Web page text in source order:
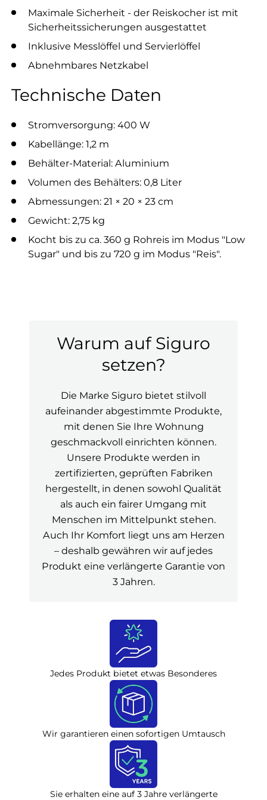
Maximale Sicherheit - der Reiskocher ist mit
Sicherheitssicherungen ausgestattet
Inklusive Messlöffel und Servierlöffel
Abnehmbares Netzkabel
Technische Daten
Stromversorgung: 400 W
Kabellänge: 1,2 m
Behälter-Material: Aluminium
Volumen des Behälters: 0,8 Liter
Abmessungen: 21 × 20 × 23 cm
Gewicht: 2,75 kg
Kocht bis zu ca. 360 g Rohreis im Modus "Low
Sugar" und bis zu 720 g im Modus "Reis".
Warum auf Siguro
setzen?
Die Marke Siguro bietet stilvoll
aufeinander abgestimmte Produkte,
mit denen Sie Ihre Wohnung
geschmackvoll einrichten können.
Unsere Produkte werden in
zertifizierten, geprüften Fabriken
hergestellt, in denen sowohl Qualität
als auch ein fairer Umgang mit
Menschen im Mittelpunkt stehen.
Auch Ihr Komfort liegt uns am Herzen
– deshalb gewähren wir auf jedes
Produkt eine verlängerte Garantie von
3 Jahren.
Jedes Produkt bietet etwas Besonderes
Wir garantieren einen sofortigen Umtausch
Sie erhalten eine auf 3 Jahre verlängerte